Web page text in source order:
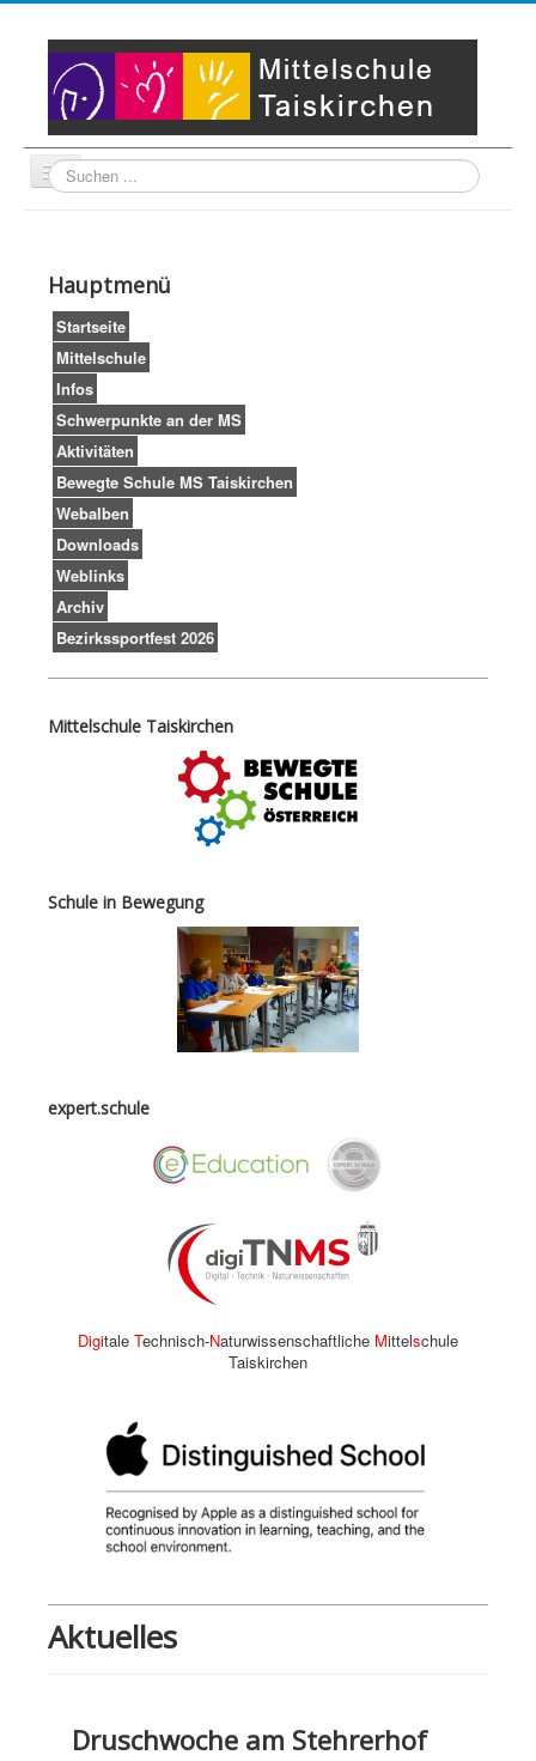
Suche
Impressum
Hauptmenü
Startseite
Mittelschule
Infos
Schwerpunkte an der MS
Aktivitäten
Bewegte Schule MS Taiskirchen
Webalben
Downloads
Weblinks
Archiv
Bezirkssportfest 2026
Mittelschule Taiskirchen
Schule in Bewegung
expert.schule
Digitale Technisch-Naturwissenschaftliche Mittelschule
Taiskirchen
Aktuelles
Druschwoche am Stehrerhof